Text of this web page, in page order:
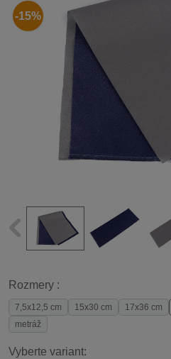
-15%
Rozmery :
7,5x12,5 cm 15x30 cm 17x36 cm
metráž
Vyberte variant: